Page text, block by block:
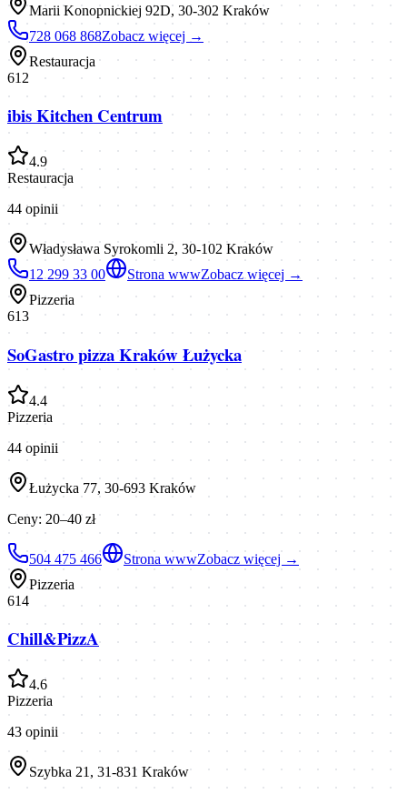
Marii Konopnickiej 92D, 30-302 Kraków
728 068 868Zobacz więcej →
Restauracja
612
ibis Kitchen Centrum
4.9
Restauracja
44 opinii
Władysława Syrokomli 2, 30-102 Kraków
12 299 33 00
Strona wwwZobacz więcej →
Pizzeria
613
SoGastro pizza Kraków Łużycka
4.4
Pizzeria
44 opinii
Łużycka 77, 30-693 Kraków
Ceny:20–40 zł
504 475 466 Strona wwwZobacz więcej →
Pizzeria
614
Chill&PizzA
4.6
Pizzeria
43 opinii
Szybka 21, 31-831 Kraków